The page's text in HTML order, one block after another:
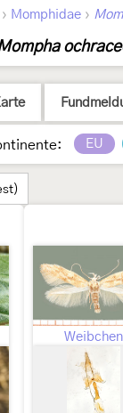
› Momphidae ›
EU
Weibchen